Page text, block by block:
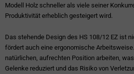
Modell Holz schneller als viele seiner
Produktivität erheblich gesteigert wird.
Das stehende Design des HS 108/12 EZ ist
fördert auch eine ergonomische
natürlichen, aufrechten Position arbeiten,
Gelenke reduziert und das Risiko von